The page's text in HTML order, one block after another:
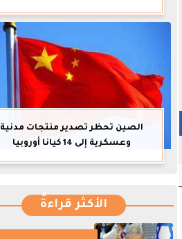
الصين تحظر تصدير منتجات مدنية
وعسكرية إلى 14 كيانا أوروبيا
الأكثر قراءةً